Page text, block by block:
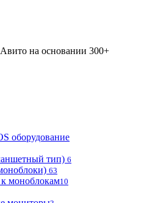
на основании 300+
оборудование
тип) 6
63
моноблокам10